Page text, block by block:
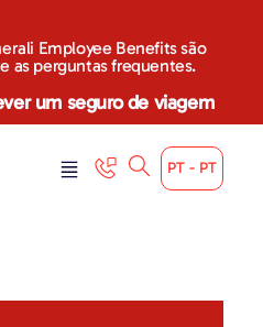
Employee Benefits são
as perguntas frequentes.
um seguro de viagem
PT - PT